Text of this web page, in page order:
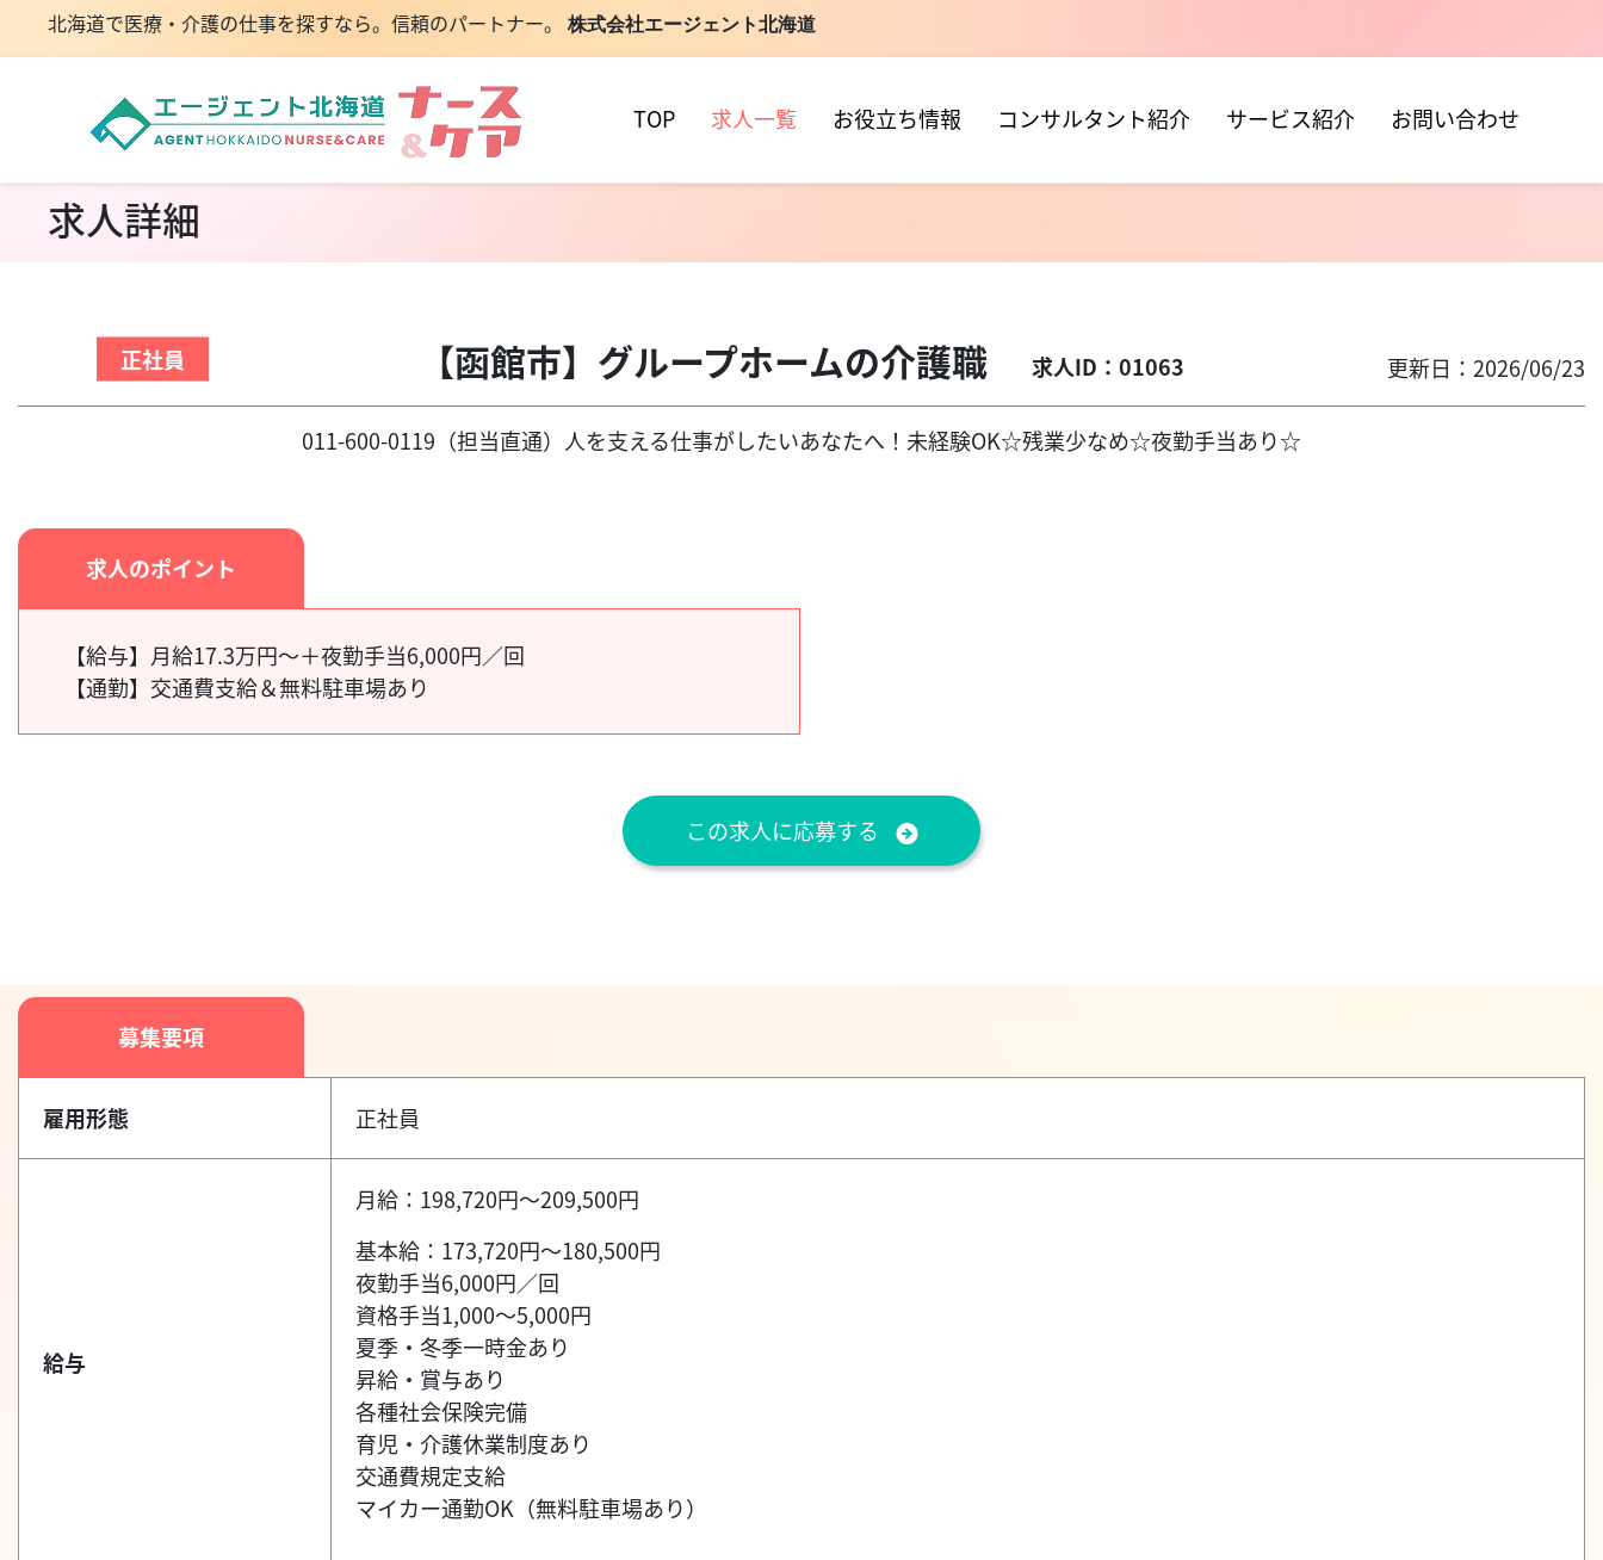
北海道で医療・介護の仕事を探すなら。信頼のパートナー。 株式会社エージェント北海道
TOP 求人一覧 お役立ち情報 コンサルタント紹介 サービス紹介 お問い合わせ
求人詳細
正社員 【函館市】グループホームの介護職 求人ID：01063 更新日：2026/06/23
011-600-0119（担当直通）人を支える仕事がしたいあなたへ！未経験OK☆残業少なめ☆夜勤手当あり☆
求人のポイント
【給与】 月給17.3万円～＋夜勤手当6,000円／回
【通勤】 交通費支給＆無料駐車場あり
この求人に応募する
募集要項
雇用形態 正社員
給与
月給：198,720円～209,500円
基本給：173,720円～180,500円
夜勤手当6,000円／回
資格手当1,000～5,000円
夏季・冬季一時金あり
昇給・賞与あり
各種社会保険完備
育児・介護休業制度あり
交通費規定支給
マイカー通勤OK（無料駐車場あり）